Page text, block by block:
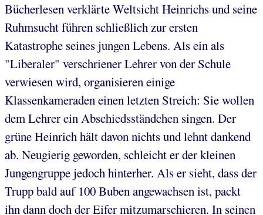
Bücherlesen verklärte Weltsicht Heinrichs und seine
Ruhmsucht führen schließlich zur ersten
Katastrophe seines jungen Lebens. Als ein als
"Liberaler" verschriener Lehrer von der Schule
verwiesen wird, organisieren einige
Klassenkameraden einen letzten Streich: Sie wollen
dem Lehrer ein Abschiedsständchen singen. Der
grüne Heinrich hält davon nichts und lehnt dankend
ab. Neugierig geworden, schleicht er der kleinen
Jungengruppe jedoch hinterher. Als er sieht, dass der
Trupp bald auf 100 Buben angewachsen ist, packt
ihn dann doch der Eifer mitzumarschieren. In seinen